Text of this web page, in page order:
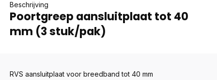
Beschrijving
Poortgreep aansluitplaat tot 40
mm (3 stuk/pak)
RVS aansluitplaat voor breedband tot 40 mm